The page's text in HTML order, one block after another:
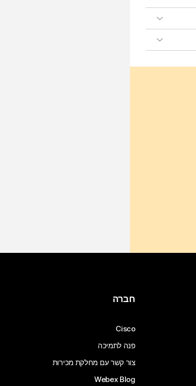
חברה
Cisco
פנה לתמיכה
צור קשר עם מחלקת מכירות
Webex Blog